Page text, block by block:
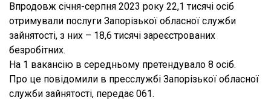
Впродовж січня-серпня 2023 року 22,1 тисячі осіб
отримували послуги Запорізької обласної служби
зайнятості, з них – 18,6 тисячі зареєстрованих
безробітних.
На 1 вакансію в середньому претендувало 8 осіб.
Про це повідомили в пресслужбі Запорізької обласної
служби зайнятості, передає 061.